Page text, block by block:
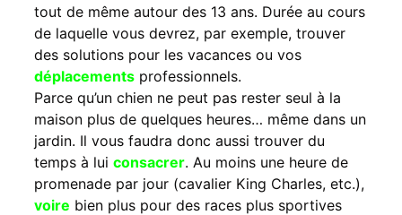
tout de même autour des 13 ans. Durée au cours
de laquelle vous devrez, par exemple, trouver
des solutions pour les vacances ou vos
déplacements professionnels.
Parce qu’un chien ne peut pas rester seul à la
maison plus de quelques heures… même dans un
jardin. Il vous faudra donc aussi trouver du
temps à lui consacrer. Au moins une heure de
promenade par jour (cavalier King Charles, etc.),
voire bien plus pour des races plus sportives